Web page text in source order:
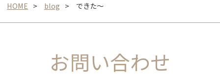
HOME blog できた～
お問い合わせ